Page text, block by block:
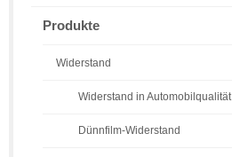
Produkte
Widerstand
Widerstand in Automobilqualität
Dünnfilm-Widerstand